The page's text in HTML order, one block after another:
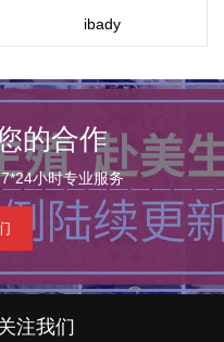
ibady
的合作
小时专业服务
注我们